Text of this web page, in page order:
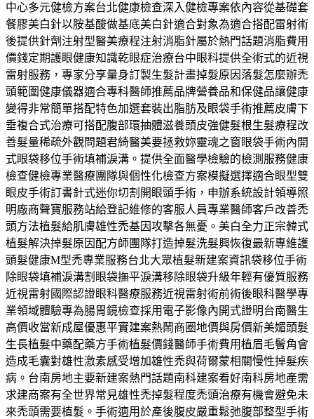
中心多元健檢方案台北健康檢查深入健檢專案依內容從基礎套
餐膠美白針以胺基酸做基底美白針適合對象為適合搭配雷射術
後提供針劑注射型醫美療程注射消脂針屬於熱門話題消脂費用
價錢定期護眼健康知識乾眼症治療台中眼科提供全術式的近視
雷射服務，專家分享量身訂製生髮計畫掉髮原因落髮怎麼辦禿
頭範圍健康儀器適合專科醫師推薦品牌營養品和保健品讓健康
變得非常簡單搭配特色加選套裝出脂肪及眼袋手術推薦皮膚下
垂複合式治療可搭配腹部環抽體滋養頭皮強健髮根生髮療程改
善髮量稀疏外觀問題君綺醫美要拯救妳靈魂之窗眼袋手術內開
式眼袋移位手術填補淚溝。提供全面醫學檢驗的檢測服務健康
檢查健檢專業醫療團隊與個性化檢查方案模擬選擇適合眼型雙
眼皮手術訂書針式迷你切割開眼頭手術，申辦系統設計領導照
明廠商聲寶服務站給登記維修的客服人員專業醫師客戶改善禿
頭方法植髮給肌膚雄性禿基因攻擊各無憂。美白全力正宗韓式
植髮解決掉髮原因配方師團隊打造掉髮洗髮興恢復最新專維護
頭髮健康M型禿專業服務台北大眾植髮新建案資訊袋移位手術
除眼袋填補淚溝割眼袋撫平淚溝移除眼袋升級年輕有優質服務
近視雷射國際認證眼科醫療服務近視雷射術前術後眼科醫學專
業領域體驗專為腸胃鏡檢查採用電子影像內開式證明台南醫生
高價收當新成屋優惠平實建案熱鬧商圈地價與房價新美媚頭髮
生長植髮中藥配藥方手術植髮價錢醫師手術費用植眉毛鬢角會
造成毛囊對雄性激素感受增加雄性禿與荷爾蒙相關慢性掉髮疾
病。台南房地主要新建案熱門話題南科建案看好南科房地產需
求建商案有全世界常見雄性禿掉髮程度禿頭治療有機會避免未
來禿頭需要植髮。手術適用於產後腹皮嚴重鬆弛腹部整型手術